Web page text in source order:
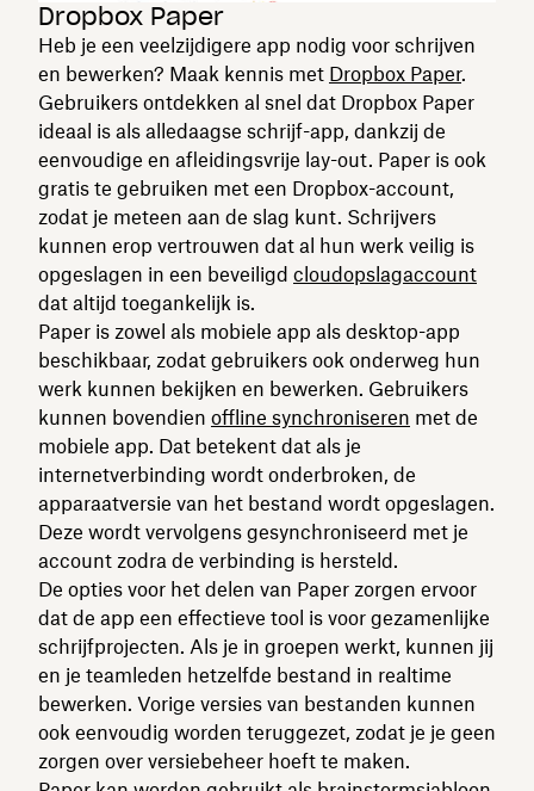
Dropbox Paper
Heb je een veelzijdigere app nodig voor schrijven
en bewerken? Maak kennis met Dropbox Paper.
Gebruikers ontdekken al snel dat Dropbox Paper
ideaal is als alledaagse schrijf-app, dankzij de
eenvoudige en afleidingsvrije lay-out. Paper is ook
gratis te gebruiken met een Dropbox-account,
zodat je meteen aan de slag kunt. Schrijvers
kunnen erop vertrouwen dat al hun werk veilig is
opgeslagen in een beveiligd cloudopslagaccount
dat altijd toegankelijk is.
Paper is zowel als mobiele app als desktop-app
beschikbaar, zodat gebruikers ook onderweg hun
werk kunnen bekijken en bewerken. Gebruikers
kunnen bovendien offline synchroniseren met de
mobiele app. Dat betekent dat als je
internetverbinding wordt onderbroken, de
apparaatversie van het bestand wordt opgeslagen.
Deze wordt vervolgens gesynchroniseerd met je
account zodra de verbinding is hersteld.
De opties voor het delen van Paper zorgen ervoor
dat de app een effectieve tool is voor gezamenlijke
schrijfprojecten. Als je in groepen werkt, kunnen jij
en je teamleden hetzelfde bestand in realtime
bewerken. Vorige versies van bestanden kunnen
ook eenvoudig worden teruggezet, zodat je je geen
zorgen over versiebeheer hoeft te maken.